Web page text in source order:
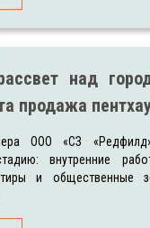
над
продажа
ООО «СЗ
внутренние
и общественные